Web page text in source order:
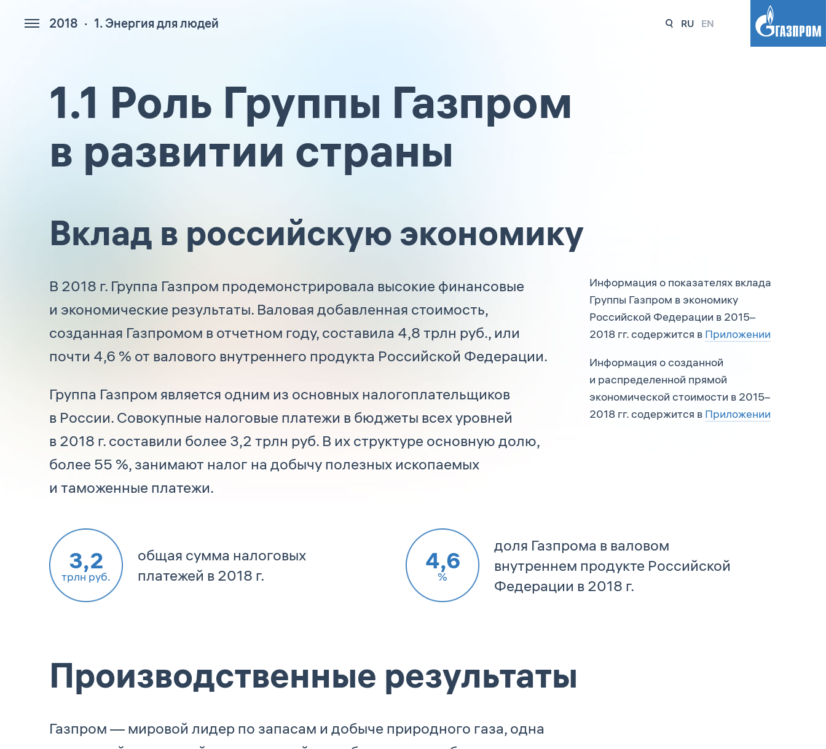
2018 1. Энергия для людей
154 RU EN
1.1 Роль Группы Газпром
в развитии страны
Вклад в российскую экономику
В 2018 г. Группа Газпром продемонстрировала высокие финансовые
и экономические результаты. Валовая добавленная стоимость,
созданная Газпромом в отчетном году, составила 4,8 трлн руб., или
почти 4,6 % от валового внутреннего продукта Российской Федерации.
Группа Газпром является одним из основных налогоплательщиков
в России. Совокупные налоговые платежи в бюджеты всех уровней
в 2018 г. составили более 3,2 трлн руб. В их структуре основную долю,
более 55 %, занимают налог на добычу полезных ископаемых
и таможенные платежи.
Информация о показателях вклада
Группы Газпром в экономику
Российской Федерации в 2015–
2018 гг. содержится в Приложении
Информация о созданной
и распределенной прямой
экономической стоимости в 2015–
2018 гг. содержится в Приложении
3,2
трлн руб.
общая сумма налоговых
платежей в 2018 г.
4,6
%
доля Газпрома в валовом
внутреннем продукте Российской
Федерации в 2018 г.
Производственные результаты
Газпром — мировой лидер по запасам и добыче природного газа, одна